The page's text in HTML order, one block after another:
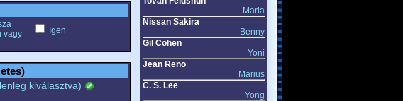
vagy
Igen
kiválasztva)
Marla
Nissan Sakira
Benny
Gil Cohen
Yoni
Jean Reno
Marius
C. S. Lee
Yong